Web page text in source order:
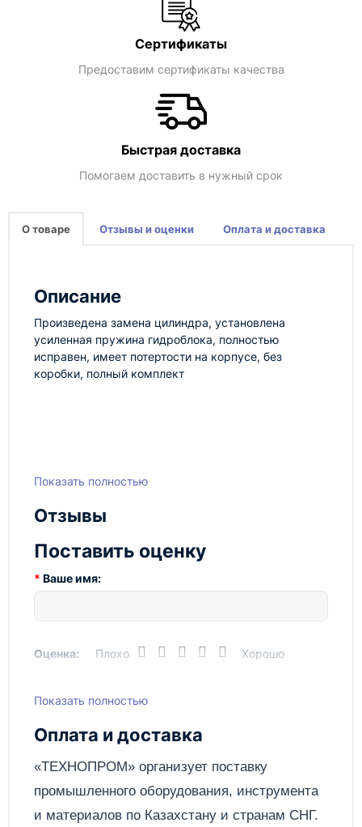
Сертификаты
Предоставим сертификаты качества
Быстрая доставка
Помогаем доставить в нужный срок
О товаре Отзывы и оценки Оплата и доставка
Описание
Произведена замена цилиндра, установлена
усиленная пружина гидроблока, полностью
исправен, имеет потертости на корпусе, без
коробки, полный комплект
Показать полностью
Отзывы
Поставить оценку
Ваше имя:
Оценка: Плохо Хорошо
Написать отзыв
Показать полностью
Оплата и доставка
«ТЕХНОПРОМ» организует поставку
промышленного оборудования, инструмента
и материалов по Казахстану и странам СНГ.